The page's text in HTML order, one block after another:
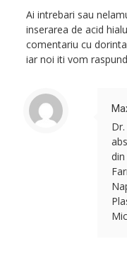
Ai intrebari sau
inserarea de acid
comentariu cu
iar noi iti vom